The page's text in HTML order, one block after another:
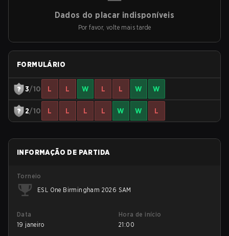
Dados do placar indisponíveis
Por favor, volte mais tarde
FORMULÁRIO
3/10 L L W L L W W
2/10 L L L L W W L
INFORMAÇÃO DE PARTIDA
Torneio
ESL One Birmingham 2026 SAM
Data
19 janeiro
Hora de início
21:00